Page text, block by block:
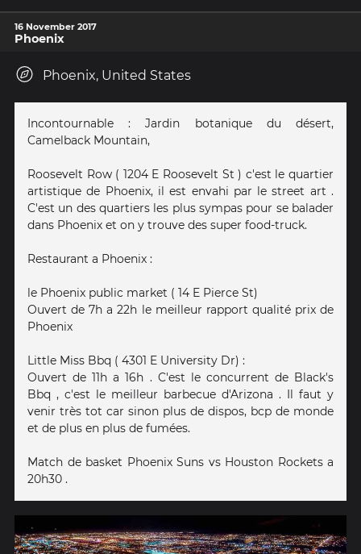
16 November 2017
Phoenix
Phoenix, United States
Incontournable : Jardin botanique du désert,
Camelback Mountain,
Roosevelt Row ( 1204 E Roosevelt St ) c'est le quartier
artistique de Phoenix, il est envahi par le street art .
C'est un des quartiers les plus sympas pour se balader
dans Phoenix et on y trouve des super food-truck.
Restaurant a Phoenix :
le Phoenix public market ( 14 E Pierce St)
Ouvert de 7h a 22h le meilleur rapport qualité prix de
Phoenix
Little Miss Bbq ( 4301 E University Dr) :
Ouvert de 11h a 16h . C'est le concurrent de Black's
Bbq , c'est le meilleur barbecue d'Arizona . Il faut y
venir très tot car sinon plus de dispos, bcp de monde
et de plus en plus de fumées.
Match de basket Phoenix Suns vs Houston Rockets a
20h30 .